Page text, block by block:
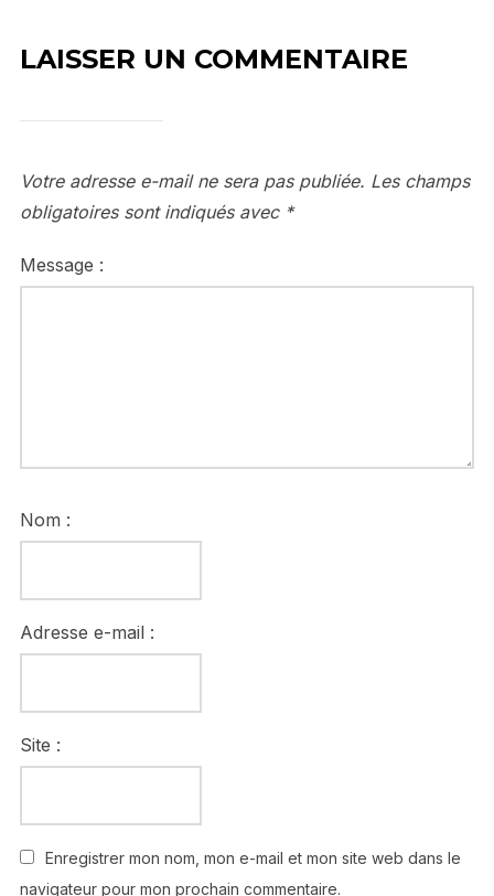
LAISSER UN COMMENTAIRE
Votre adresse e-mail ne sera pas publiée. Les champs
obligatoires sont indiqués avec *
Message :
Nom :
Adresse e-mail :
Site :
Enregistrer mon nom, mon e-mail et mon site web dans le
navigateur pour mon prochain commentaire.